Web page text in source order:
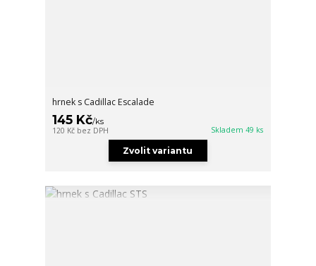
hrnek s Cadillac Escalade
145 Kč/ks
120 Kč bez DPH Skladem 49 ks
Zvolit variantu